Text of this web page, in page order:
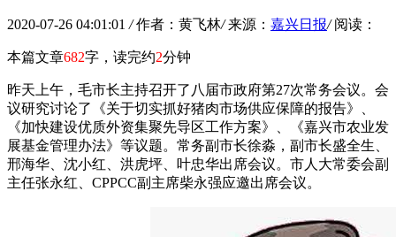
2020-07-26 04:01:01 / 作者：黄飞林/ 来源： 嘉兴日报/ 阅读：
本篇文章682字，读完约2分钟
昨天上午，毛市长主持召开了八届市政府第27次常务会议。会
议研究讨论了《关于切实抓好猪肉市场供应保障的报告》、
《加快建设优质外资集聚先导区工作方案》、《嘉兴市农业发
展基金管理办法》等议题。常务副市长徐淼，副市长盛全生、
邢海华、沈小红、洪虎坪、叶忠华出席会议。市人大常委会副
主任张永红、CPPCC副主席柴永强应邀出席会议。